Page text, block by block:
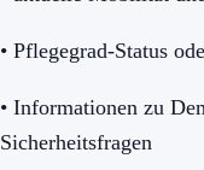
• Pflegegrad-Status
• Informationen zu
Sicherheitsfragen